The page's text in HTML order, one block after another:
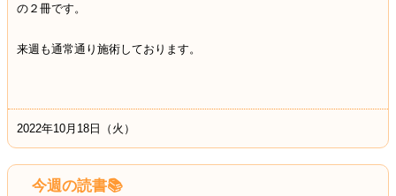
の２冊です。
来週も通常通り施術しております。
2022年10月18日（火）
今週の読書📚